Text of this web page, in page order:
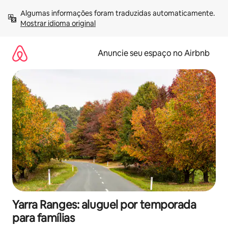
para
Mostrar idioma original
Anuncie seu espaço no Airbnb
Yarra Ranges: aluguel por temporada
para famílias